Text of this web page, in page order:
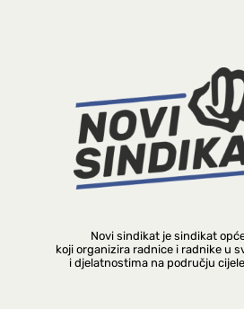
Novi sindikat je sindikat
koji organizira radnice i radnike u
i djelatnostima na području